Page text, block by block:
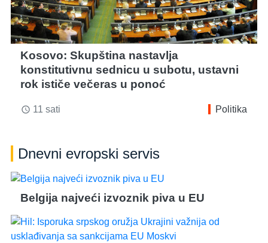
Kosovo: Skupština nastavlja
konstitutivnu sednicu u subotu, ustavni
rok ističe večeras u ponoć
access_time 11 sati Politika
Dnevni evropski servis
Belgija najveći izvoznik piva u EU